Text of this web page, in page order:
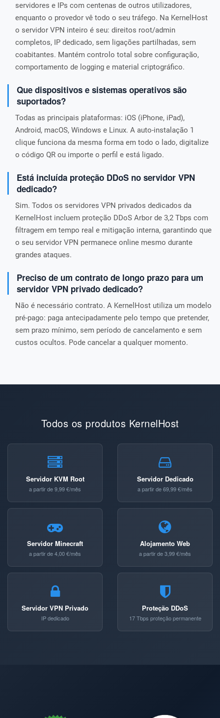
servidores e IPs com centenas de outros utilizadores,
enquanto o provedor vê todo o seu tráfego. Na KernelHost
o servidor VPN inteiro é seu: direitos root/admin
completos, IP dedicado, sem ligações partilhadas, sem
coabitantes. Mantém controlo total sobre configuração,
comportamento de logging e material criptográfico.
Que dispositivos e sistemas operativos são
suportados?
Todas as principais plataformas: iOS (iPhone, iPad),
Android, macOS, Windows e Linux. A auto-instalação 1
clique funciona da mesma forma em todo o lado, digitalize
o código QR ou importe o perfil e está ligado.
Está incluída proteção DDoS no servidor VPN
dedicado?
Sim. Todos os servidores VPN privados dedicados da
KernelHost incluem proteção DDoS Arbor de 3,2 Tbps com
filtragem em tempo real e mitigação interna, garantindo que
o seu servidor VPN permanece online mesmo durante
grandes ataques.
Preciso de um contrato de longo prazo para um
servidor VPN privado dedicado?
Não é necessário contrato. A KernelHost utiliza um modelo
pré-pago: paga antecipadamente pelo tempo que pretender,
sem prazo mínimo, sem período de cancelamento e sem
custos ocultos. Pode cancelar a qualquer momento.
Todos os produtos KernelHost
Servidor KVM Root
a partir de 9,99 €/mês
Servidor Dedicado
a partir de 69,99 €/mês
Servidor Minecraft
a partir de 4,00 €/mês
Alojamento Web
a partir de 3,99 €/mês
Servidor VPN Privado
IP dedicado
Proteção DDoS
17 Tbps proteção permanente